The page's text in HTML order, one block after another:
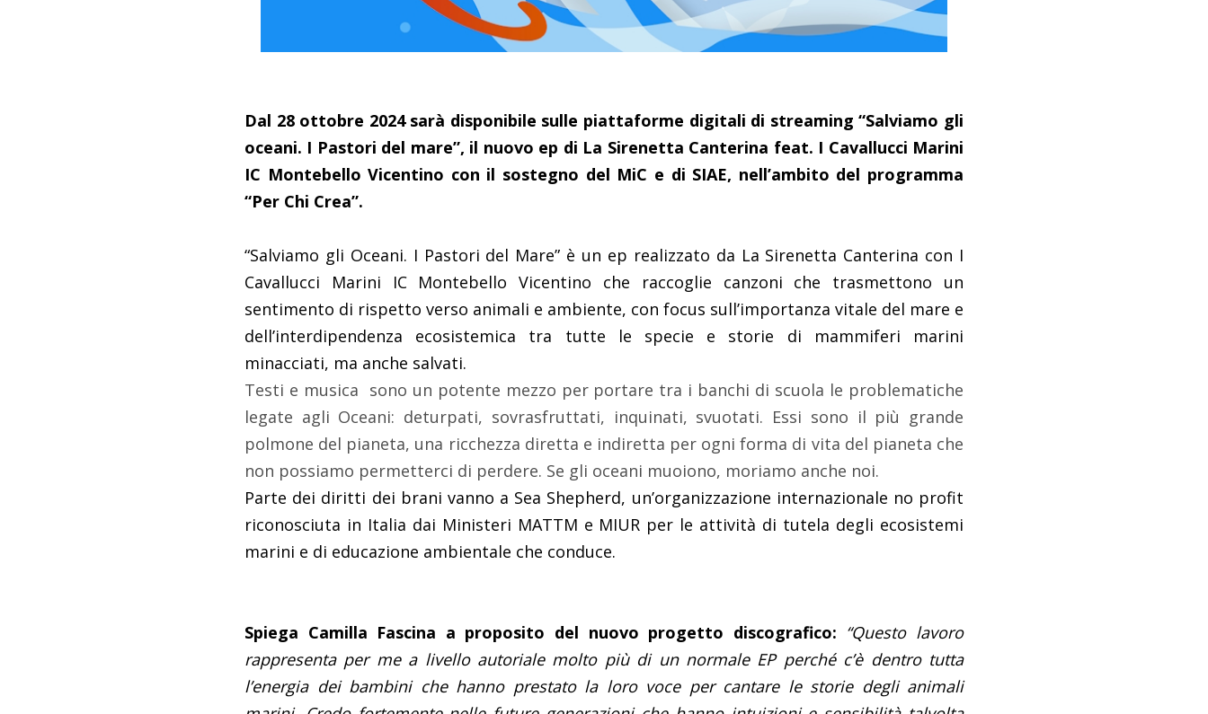
Dal 28 ottobre 2024 sarà disponibile sulle piattaforme digitali di streaming “Salviamo gli
oceani. I Pastori del mare”, il nuovo ep di La Sirenetta Canterina feat. I Cavallucci Marini
IC Montebello Vicentino con il sostegno del MiC e di SIAE, nell’ambito del programma
“Per Chi Crea”.
“Salviamo gli Oceani. I Pastori del Mare” è un ep realizzato da La Sirenetta Canterina con I
Cavallucci Marini IC Montebello Vicentino che raccoglie canzoni che trasmettono un
sentimento di rispetto verso animali e ambiente, con focus sull’importanza vitale del mare e
dell’interdipendenza ecosistemica tra tutte le specie e storie di mammiferi marini
minacciati, ma anche salvati.
Testi e musica sono un potente mezzo per portare tra i banchi di scuola le problematiche
legate agli Oceani: deturpati, sovrasfruttati, inquinati, svuotati. Essi sono il più grande
polmone del pianeta, una ricchezza diretta e indiretta per ogni forma di vita del pianeta che
non possiamo permetterci di perdere. Se gli oceani muoiono, moriamo anche noi.
Parte dei diritti dei brani vanno a Sea Shepherd, un’organizzazione internazionale no profit
riconosciuta in Italia dai Ministeri MATTM e MIUR per le attività di tutela degli ecosistemi
marini e di educazione ambientale che conduce.
Spiega Camilla Fascina a proposito del nuovo progetto discografico: “Questo lavoro
rappresenta per me a livello autoriale molto più di un normale EP perché c’è dentro tutta
l’energia dei bambini che hanno prestato la loro voce per cantare le storie degli animali